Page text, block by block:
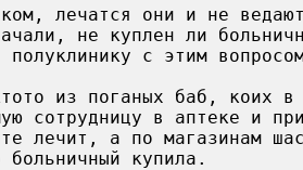
лечатся они и не
не куплен ли
полуклинику с этим
из поганых баб, коих в
сотрудницу в аптеке и
лечит, а по магазинам
купила.